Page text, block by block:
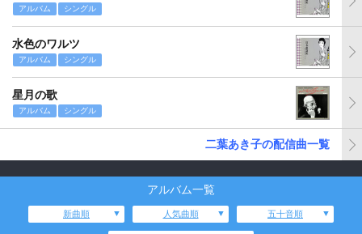
アルバム シングル
水色のワルツ
アルバム シングル
星月の歌
アルバム シングル
二葉あき子の配信曲一覧
アルバム一覧
新曲順 人気曲順 五十音順